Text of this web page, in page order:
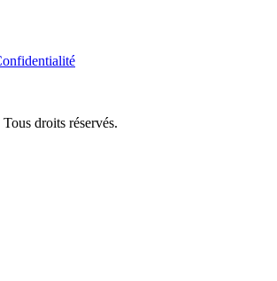
droits réservés.